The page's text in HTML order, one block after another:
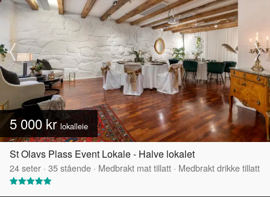
5 000 krlokalleie
St Olavs Plass Event Lokale - Halve lokalet
24seter · 35stående · Medbrakt mat tillatt · Medbrakt drikke tillatt